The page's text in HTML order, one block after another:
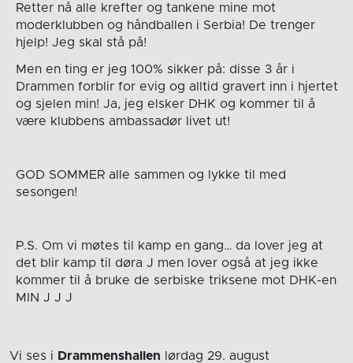
Retter nå alle krefter og tankene mine mot
moderklubben og håndballen i Serbia! De trenger
hjelp! Jeg skal stå på!
Men en ting er jeg 100% sikker på: disse 3 år i
Drammen forblir for evig og alltid gravert inn i hjertet
og sjelen min! Ja, jeg elsker DHK og kommer til å
være klubbens ambassadør livet ut!
GOD SOMMER alle sammen og lykke til med
sesongen!
P.S. Om vi møtes til kamp en gang… da lover jeg at
det blir kamp til døra J men lover også at jeg ikke
kommer til å bruke de serbiske triksene mot DHK-en
MIN J J J
Vi ses i Drammenshallen lørdag 29. august